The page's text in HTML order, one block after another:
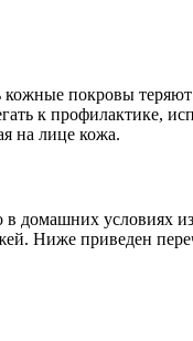
кожные покровы
к профилактике,
на лице кожа.
в домашних условиях
Ниже приведен